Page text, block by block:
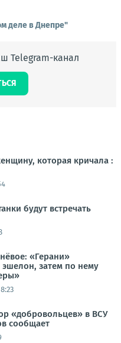
деле в Днепре"
Telegram-канал
которая кричала :
будут встречать
«Герани»
затем по нему
«добровольцев» в ВСУ
сообщает